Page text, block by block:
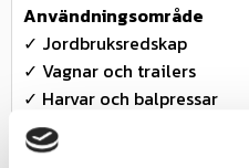
Användningsområde
✓ Jordbruksredskap
✓ Vagnar och trailers
✓ Harvar och balpressar
✓ Parkmaskiner
✓ Åkgräsklippare (framdäck)